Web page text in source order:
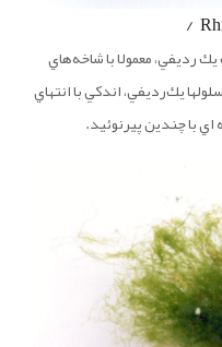
رديفي، معمولا با شاخه‌هاي
يك‌رديفي، اندكي با انتهاي
با چندين پيرنوئيد.